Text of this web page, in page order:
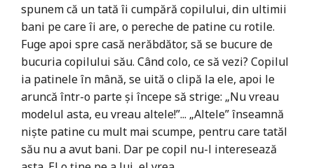
spunem că un tată îi cumpără copilului, din ultimii
bani pe care îi are, o pereche de patine cu rotile.
Fuge apoi spre casă nerăbdător, să se bucure de
bucuria copilului său. Când colo, ce să vezi? Copilul
ia patinele în mână, se uită o clipă la ele, apoi le
aruncă într-o parte şi începe să strige: „Nu vreau
modelul asta, eu vreau altele!”... „Altele” înseamnă
nişte patine cu mult mai scumpe, pentru care tatăl
său nu a avut bani. Dar pe copil nu-l interesează